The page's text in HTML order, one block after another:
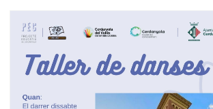
Ètica i Integritat
Retiment de Comptes
Accés a Informació Pública
Entitats
Equipaments